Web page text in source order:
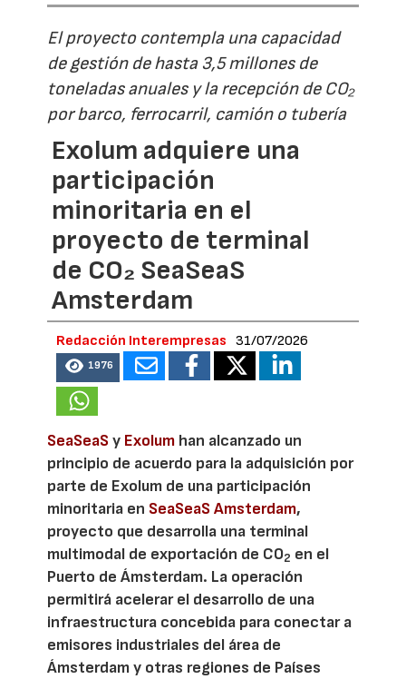
El proyecto contempla una capacidad
de gestión de hasta 3,5 millones de
toneladas anuales y la recepción de CO₂
por barco, ferrocarril, camión o tubería
Exolum adquiere una
participación
minoritaria en el
proyecto de terminal
de CO₂ SeaSeaS
Amsterdam
Redacción Interempresas 31/07/2026
1976
SeaSeaSy Exolum han alcanzado un
principio de acuerdo para la adquisición por
parte de Exolum de una participación
minoritaria en SeaSeaS Amsterdam,
proyecto que desarrolla una terminal
multimodal de exportación de CO2 en el
Puerto de Ámsterdam. La operación
permitirá acelerar el desarrollo de una
infraestructura concebida para conectar a
emisores industriales del área de
Ámsterdam y otras regiones de Países